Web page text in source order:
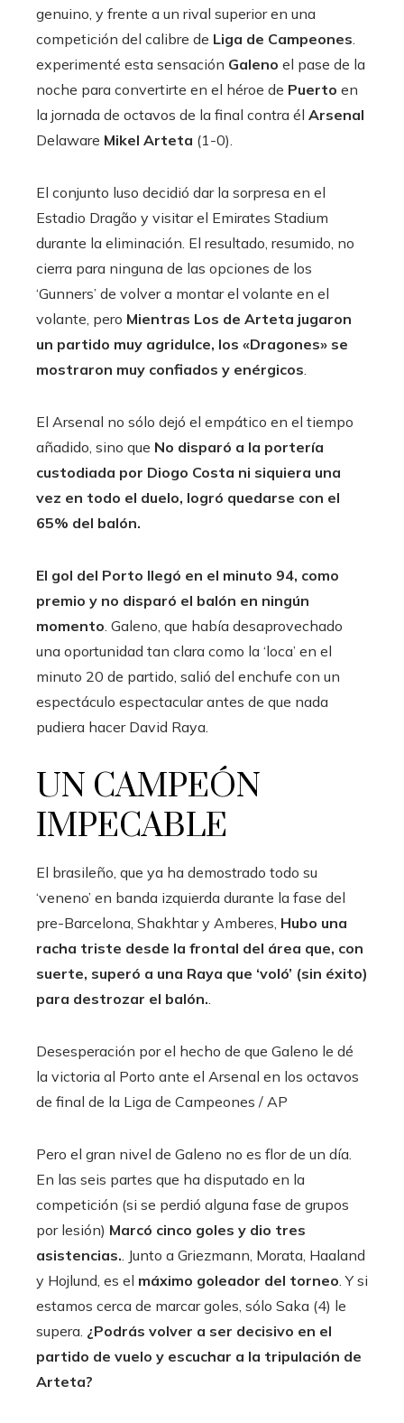
genuino, y frente a un rival superior en una
competición del calibre de Liga de Campeones
experimenté esta sensación Galeno el pase de la
noche para convertirte en el héroe de Puerto en
la jornada de octavos de la final contra él Arsenal
Delaware Mikel Arteta (1-0).
El conjunto luso decidió dar la sorpresa en el
Estadio Dragão y visitar el Emirates Stadium
durante la eliminación. El resultado, resumido, no
cierra para ninguna de las opciones de los
‘Gunners’ de volver a montar el volante en el
volante, pero Mientras Los de Arteta jugaron
un partido muy agridulce, los «Dragones» se
mostraron muy confiados y enérgicos
El Arsenal no sólo dejó el empático en el tiempo
añadido, sino que No disparó a la portería
custodiada por Diogo Costa ni siquiera una
vez en todo el duelo, logró quedarse con el
65% del balón.
El gol del Porto llegó en el minuto 94, como
premio y no disparó el balón en ningún
momento . Galeno, que había desaprovechado
una oportunidad tan clara como la ‘loca’ en el
minuto 20 de partido, salió del enchufe con un
espectáculo espectacular antes de que nada
pudiera hacer David Raya.
UN CAMPEÓN
IMPECABLE
El brasileño, que ya ha demostrado todo su
‘veneno’ en banda izquierda durante la fase del
pre-Barcelona, ​​Shakhtar y Amberes, Hubo una
racha triste desde la frontal del área que, con
suerte, superó a una Raya que ‘voló’ (sin éxito)
para destrozar el balón.
Desesperación por el hecho de que Galeno le dé
la victoria al Porto ante el Arsenal en los octavos
de final de la Liga de Campeones / AP
Pero el gran nivel de Galeno no es flor de un día.
En las seis partes que ha disputado en la
competición (si se perdió alguna fase de grupos
por lesión) Marcó cinco goles y dio tres
asistencias. . Junto a Griezmann, Morata, Haaland
y Hojlund, es el máximo goleador del torneo . Y si
estamos cerca de marcar goles, sólo Saka (4) le
supera. ¿Podrás volver a ser decisivo en el
partido de vuelo y escuchar a la tripulación de
Arteta?